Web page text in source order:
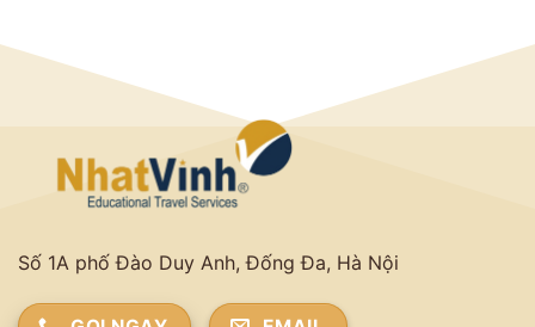
Số 1A phố Đào Duy Anh, Đống Đa, Hà Nội